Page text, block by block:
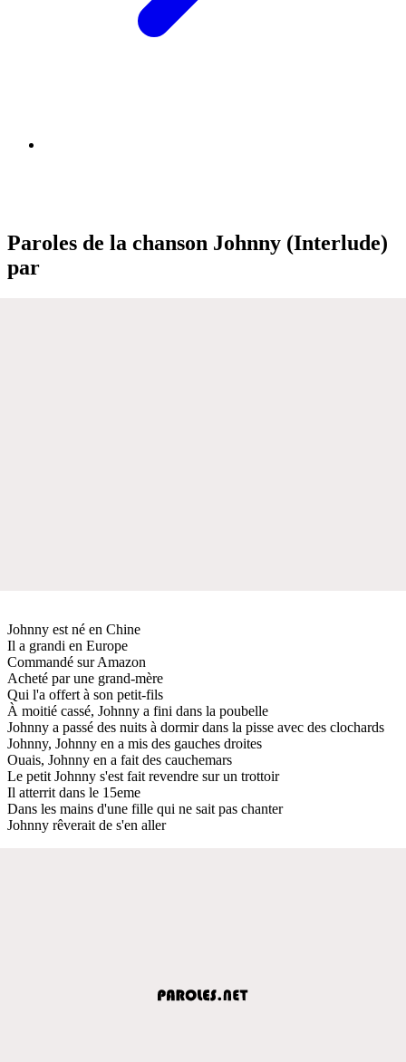
Paroles de la chanson Johnny (Interlude)
par
Johnny est né en Chine
Il a grandi en Europe
Commandé sur Amazon
Acheté par une grand-mère
Qui l'a offert à son petit-fils
À moitié cassé, Johnny a fini dans la poubelle
Johnny a passé des nuits à dormir dans la pisse avec des clochards
Johnny, Johnny en a mis des gauches droites
Ouais, Johnny en a fait des cauchemars
Le petit Johnny s'est fait revendre sur un trottoir
Il atterrit dans le 15eme
Dans les mains d'une fille qui ne sait pas chanter
Johnny rêverait de s'en aller